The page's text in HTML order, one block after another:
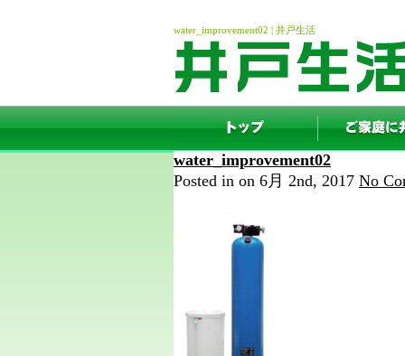
water_improvement02 | 井戸生活
water_improvement02
Posted in on 6月 2nd, 2017 No